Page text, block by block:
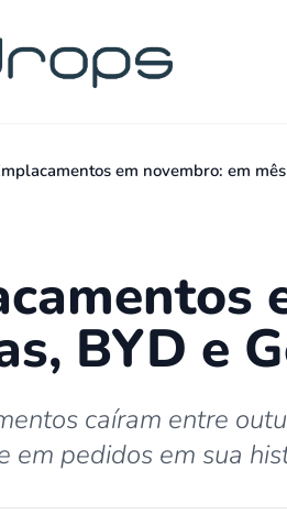
em novembro: em
BYD e
caíram entre
em pedidos em sua